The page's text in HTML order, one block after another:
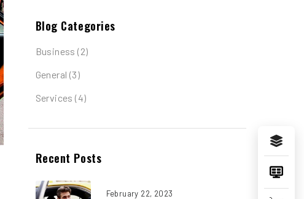
Blog Categories
Business (2)
General (3)
Services (4)
Recent Posts
February 22, 2023